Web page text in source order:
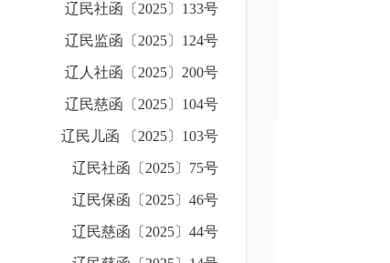
辽民社函〔2025〕133号
辽民监函〔2025〕124号
辽人社函〔2025〕200号
辽民慈函〔2025〕104号
辽民儿函 〔2025〕103号
辽民社函〔2025〕75号
辽民保函〔2025〕46号
辽民慈函〔2025〕44号